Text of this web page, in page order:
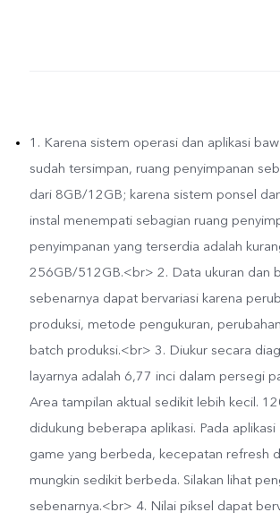
1. Karena sistem operasi dan aplikasi
sudah tersimpan, ruang penyimpanan
dari 8GB/12GB; karena sistem ponsel
instal menempati sebagian ruang
penyimpanan yang terserdia adalah
256GB/512GB.<br> 2. Data ukuran dan
sebenarnya dapat bervariasi karena
produksi, metode pengukuran,
batch produksi.<br> 3. Diukur secara
layarnya adalah 6,77 inci dalam persegi
Area tampilan aktual sedikit lebih kecil.
didukung beberapa aplikasi. Pada
game yang berbeda, kecepatan refresh
mungkin sedikit berbeda. Silakan lihat
sebenarnya.<br> 4. Nilai piksel dapat